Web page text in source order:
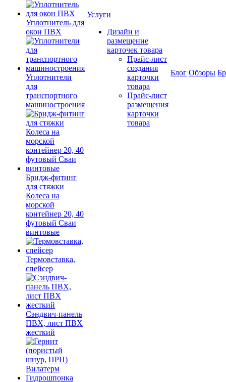
Уплотнитель для
окон ПВХ
Уплотнители
для
транспортного
машиностроения
Бридж-фитинг
для стяжки
Колеса на
морской
контейнер 20, 40
футовый Сваи
винтовые
Термовставка,
спейсер
Сэндвич-панель
ПВХ, лист ПВХ
жесткий
Услуги
Дизайн и
размещение
карточек товара
Прайс-лист
создания
карточки
товара
Прайс-лист
размещения
карточки
товара
Блог Обзоры